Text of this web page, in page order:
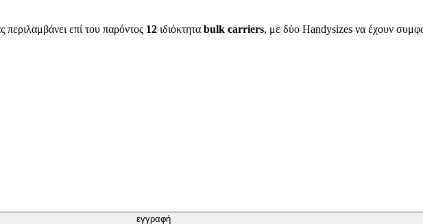
επί του παρόντος 12ιδιόκτητα bulk carriers, με δύο Handysizes να έχουν
εγγραφή